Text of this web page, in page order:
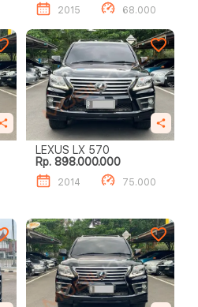
2015 68.000
LEXUS LX 570
Rp. 898.000.000
2014 75.000